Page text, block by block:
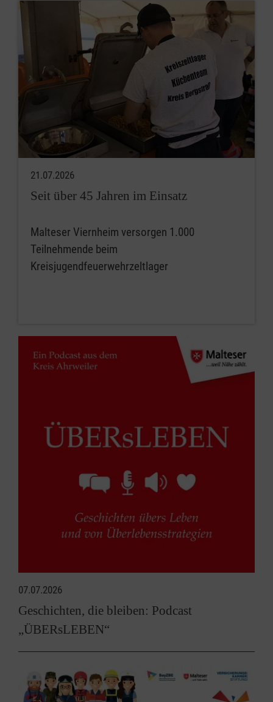
21.07.2026
Seit über 45 Jahren im Einsatz
Malteser Viernheim versorgen 1.000
Teilnehmende beim
Kreisjugendfeuerwehrzeltlager
07.07.2026
Geschichten, die bleiben: Podcast
„ÜBERsLEBEN“